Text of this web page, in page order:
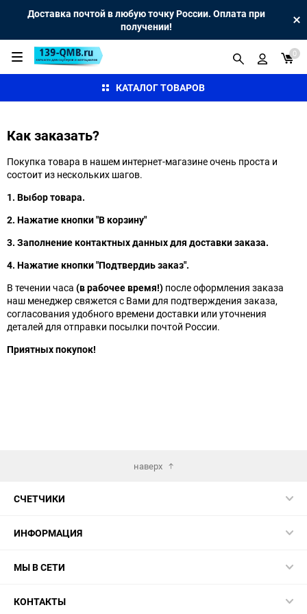
Доставка почтой в любую точку России. Оплата при
получении!
КАТАЛОГ ТОВАРОВ
0
Как заказать?
Покупка товара в нашем интернет-магазине очень проста и
состоит из нескольких шагов.
1. Выбор товара.
2. Нажатие кнопки "В корзину"
3. Заполнение контактных данных для доставки заказа.
4. Нажатие кнопки "Подтвердиь заказ".
В течении часа (в рабочее время!) после оформления заказа
наш менеджер свяжется с Вами для подтверждения заказа,
согласования удобного времени доставки или уточнения
деталей для отправки посылки почтой России.
Приятных покупок!
наверх
СЧЕТЧИКИ
ИНФОРМАЦИЯ
МЫ В СЕТИ
КОНТАКТЫ